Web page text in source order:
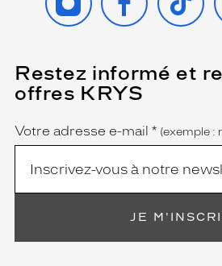
Restez informé et
offres KRYS
Name
Votre adresse e-mail *
(Ce
champ
est
(exemple :
JE